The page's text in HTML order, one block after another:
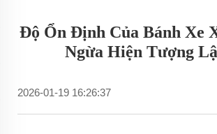
Độ Ổn Định Của Bánh Xe
Ngừa Hiện Tượng
2026-01-19 16:26:37